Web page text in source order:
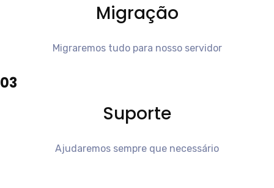
Migração
Migraremos tudo para nosso servidor
03
Suporte
Ajudaremos sempre que necessário